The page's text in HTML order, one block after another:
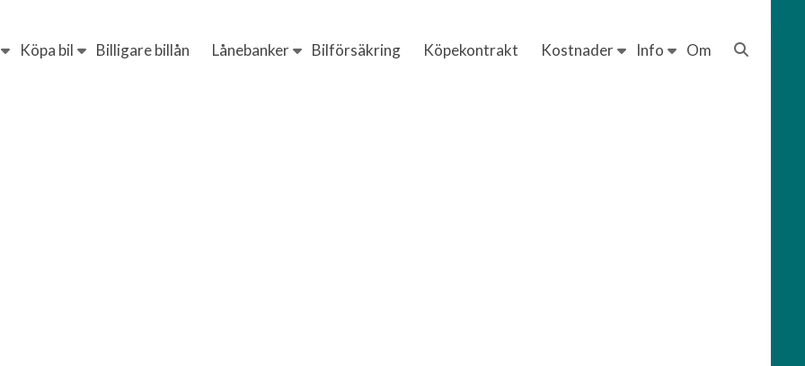
Köpa bil Billigare billån Lånebanker Bilförsäkring Köpekontrakt Kostnader Info Om